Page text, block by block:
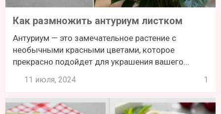
Как размножить антуриум листком
Антуриум — это замечательное растение с
необычными красными цветами, которое
прекрасно подойдет для украшения вашего...
11 июля, 2024 1